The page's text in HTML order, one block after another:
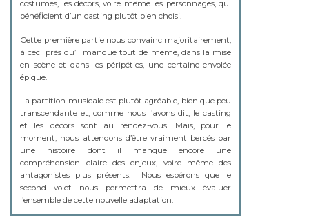
costumes, les décors, voire même les personnages, qui
bénéficient d’un casting plutôt bien choisi.
Cette première partie nous convainc majoritairement,
à ceci près qu’il manque tout de même, dans la mise
en scène et dans les péripéties, une certaine envolée
épique.
La partition musicale est plutôt agréable, bien que peu
transcendante et, comme nous l’avons dit, le casting
et les décors sont au rendez-vous. Mais, pour le
moment, nous attendons d’être vraiment bercés par
une histoire dont il manque encore une
compréhension claire des enjeux, voire même des
antagonistes plus présents. Nous espérons que le
second volet nous permettra de mieux évaluer
l’ensemble de cette nouvelle adaptation.